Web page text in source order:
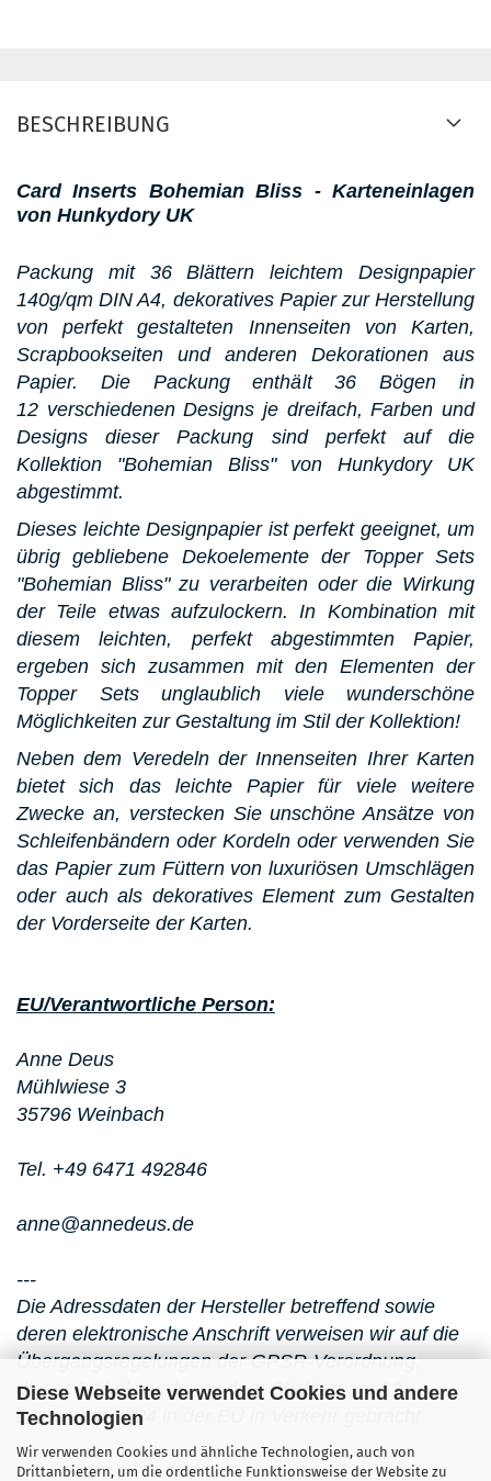
Diese Webseite verwendet Cookies und andere
Technologien
Wir verwenden Cookies und ähnliche Technologien, auch von
Drittanbietern, um die ordentliche Funktionsweise der Website zu
BESCHREIBUNG
Card Inserts Bohemian Bliss - Karteneinlagen
von Hunkydory UK
Packung mit 36 Blättern leichtem Designpapier
140g/qm DIN A4, dekoratives Papier zur Herstellung
von perfekt gestalteten Innenseiten von Karten,
Scrapbookseiten und anderen Dekorationen aus
Papier. Die Packung enthält 36 Bögen in
12 verschiedenen Designs je dreifach, Farben und
Designs dieser Packung sind perfekt auf die
Kollektion "Bohemian Bliss" von Hunkydory UK
abgestimmt.
Dieses leichte Designpapier ist perfekt geeignet, um
übrig gebliebene Dekoelemente der Topper Sets
"Bohemian Bliss" zu verarbeiten oder die Wirkung
der Teile etwas aufzulockern.In Kombination mit
diesem leichten, perfekt abgestimmten Papier,
ergeben sich zusammen mit den Elementen der
Topper Sets unglaublich viele wunderschöne
Möglichkeiten zur Gestaltung im Stil der Kollektion!
Neben dem Veredeln der Innenseiten Ihrer Karten
bietet sich das leichte Papier für viele weitere
Zwecke an, verstecken Sie unschöne Ansätze von
Schleifenbändern oder Kordeln oder verwenden Sie
das Papier zum Füttern von luxuriösen Umschlägen
oder auch als dekoratives Element zum Gestalten
der Vorderseite der Karten.
EU/Verantwortliche Person:
Anne Deus
Mühlwiese 3
35796 Weinbach
Tel. +49 6471 492846
anne@annedeus.de
---
Die Adressdaten der Hersteller betreffend sowie
deren elektronische Anschrift verweisen wir auf die
Übergangsregelungen der GPSR-Verordnung,
dieser Artikel wurde vor dem Stichtag am 13.
Dezember 2024 in der EU in Verkehr gebracht